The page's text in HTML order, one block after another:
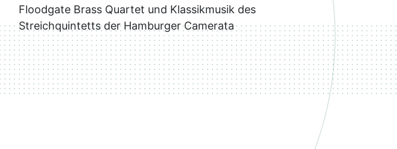
Floodgate Brass Quartet und Klassikmusik des
Streichquintetts der Hamburger Camerata